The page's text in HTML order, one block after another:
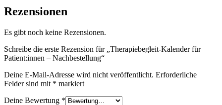
Rezensionen
Es gibt noch keine Rezensionen.
Schreibe die erste Rezension für „Therapiebegleit-Kalender für
Patient:innen – Nachbestellung“
Deine E-Mail-Adresse wird nicht veröffentlicht. Erforderliche
Felder sind mit * markiert
Deine Bewertung *